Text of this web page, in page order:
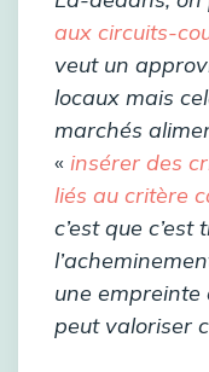
aux circuits-
veut un
locaux mais
marchés
« insérer des
liés au critère
c’est que
une empreinte
peut valoriser